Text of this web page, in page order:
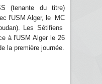
(tenante du titre)
l'USM Alger, le MC
Les Sétifiens
à l'USM Alger le 26
la première journée.